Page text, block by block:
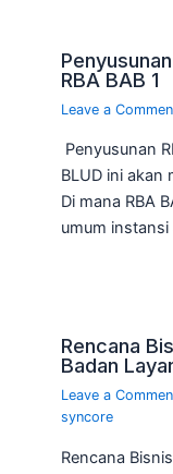
RBA BAB 1
Leave a
Penyusunan
BLUD ini akan
Di mana RBA
umum
Rencana
Badan
Leave a
syncore
Rencana